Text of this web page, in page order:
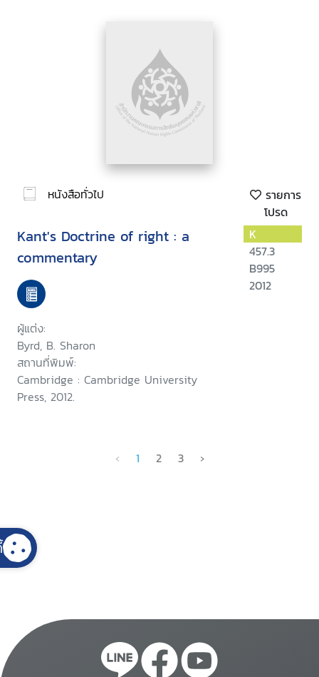
หนังสือทั่วไป
รายการ
โปรด
Kant's Doctrine of right : a
commentary
ผู้แต่ง:
Byrd, B. Sharon
สถานที่พิมพ์:
Cambridge : Cambridge University
Press, 2012.
K
457.3
B995
2012
‹ 1 2 3 ›